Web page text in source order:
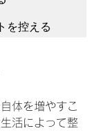
を控える
体を増やすこ
活によって整